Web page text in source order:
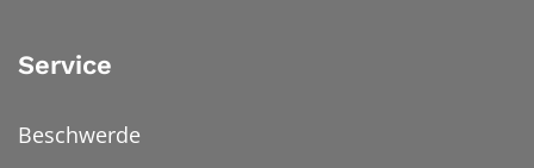
Service
Beschwerde